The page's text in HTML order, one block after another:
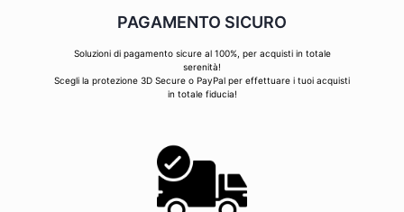
PAGAMENTO SICURO
Soluzioni di pagamento sicure al 100%, per acquisti in totale
serenità!
Scegli la protezione 3D Secure o PayPal per effettuare i tuoi acquisti
in totale fiducia!